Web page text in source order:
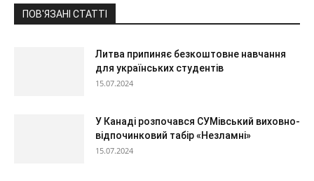
ПОВ'ЯЗАНІ СТАТТІ
Литва припиняє безкоштовне навчання
для українських студентів
15.07.2024
У Канаді розпочався СУМівський виховно-
відпочинковий табір «Незламні»
15.07.2024